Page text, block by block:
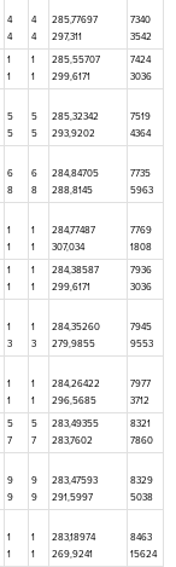
4
4
4
4
285,77697
297,311
7340
3542
1
1
1
1
285,55707
299,6171
7424
3036
5
5
5
5
285,32342
293,9202
7519
4364
6
8
6
8
284,84705
288,8145
7735
5963
1
1
1
1
284,77487
307,034
7769
1808
1
1
1
1
284,38587
299,6171
7936
3036
1
3
1
3
284,35260
279,9855
7945
9553
1
1
1
1
284,26422
296,5685
7977
3712
5
7
5
7
283,49355
283,7602
8321
7860
9
9
9
9
283,47593
291,5997
8329
5038
1
1
1
1
283,18974
269,9241
8463
15624